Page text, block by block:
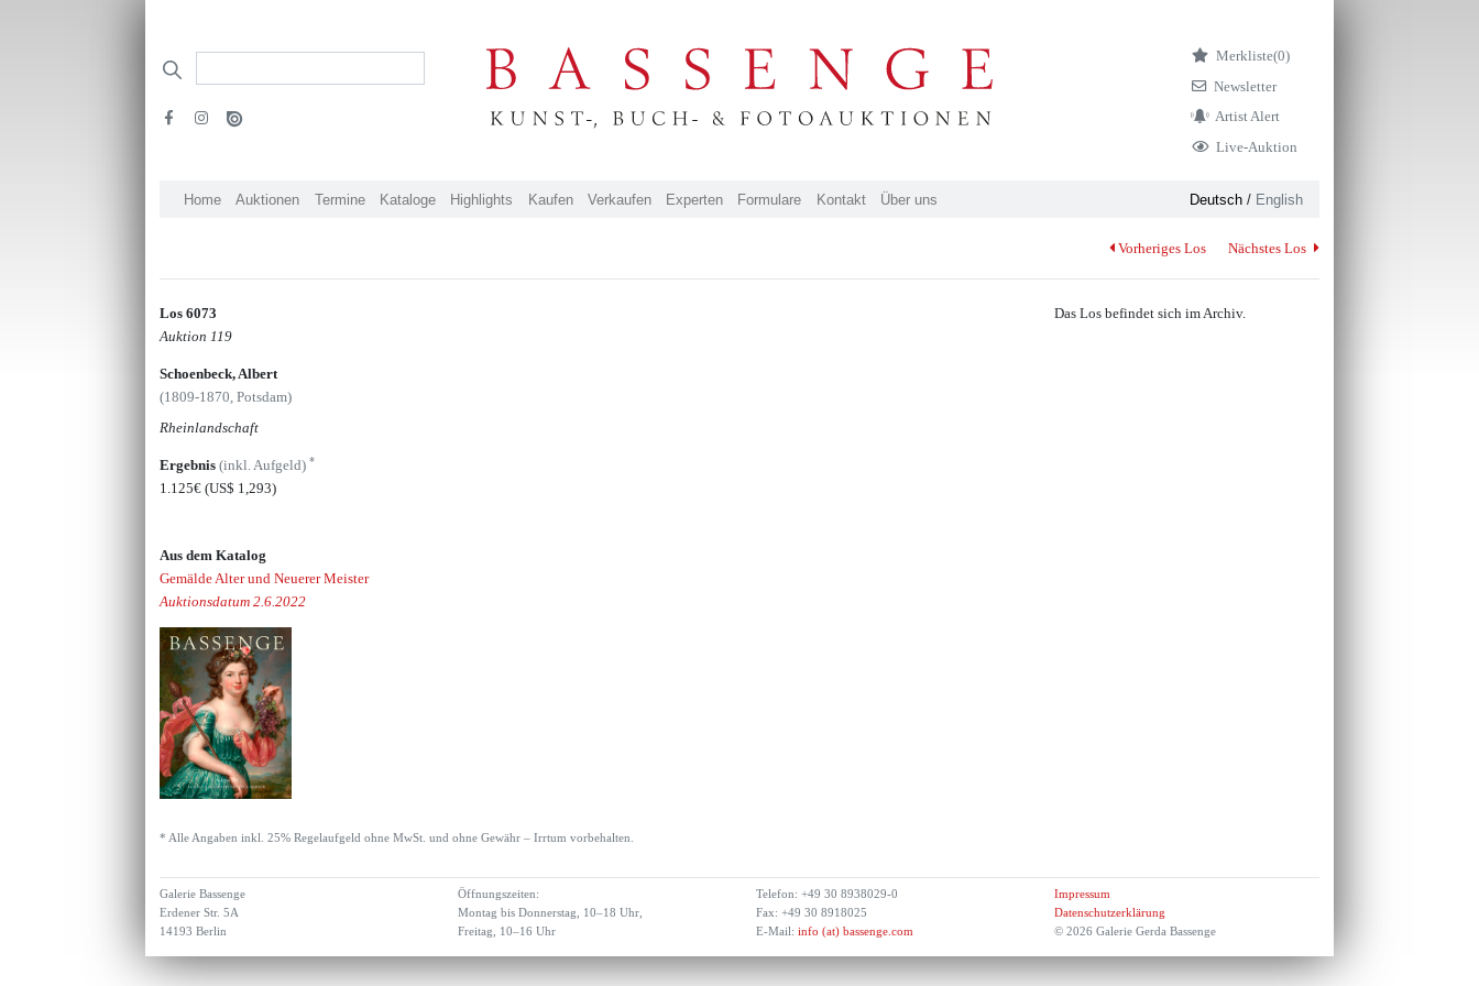
Merkliste(0)
Newsletter
Artist Alert
Live-Auktion
Home Auktionen Termine Kataloge Highlights Kaufen Verkaufen Experten Formulare Kontakt Über uns Deutsch/ English
Vorheriges Los Nächstes Los
Los 6073
Auktion 119
Schoenbeck, Albert
(1809-1870, Potsdam)
Rheinlandschaft
Ergebnis(inkl. Aufgeld)*
1.125€(US$ 1,293)
Aus dem Katalog
Gemälde Alter und Neuerer Meister
Auktionsdatum 2.6.2022
Das Los befindet sich im Archiv.
* Alle Angaben inkl. 25% Regelaufgeld ohne MwSt. und ohne Gewähr – Irrtum vorbehalten.
Galerie Bassenge
Erdener Str. 5A
14193 Berlin
Öffnungszeiten:
Montag bis Donnerstag, 10–18 Uhr,
Freitag, 10–16 Uhr
Telefon: +49 30 8938029-0
Fax: +49 30 8918025
E-Mail: info (at) bassenge.com
Impressum
Datenschutzerklärung
© 2026 Galerie Gerda Bassenge